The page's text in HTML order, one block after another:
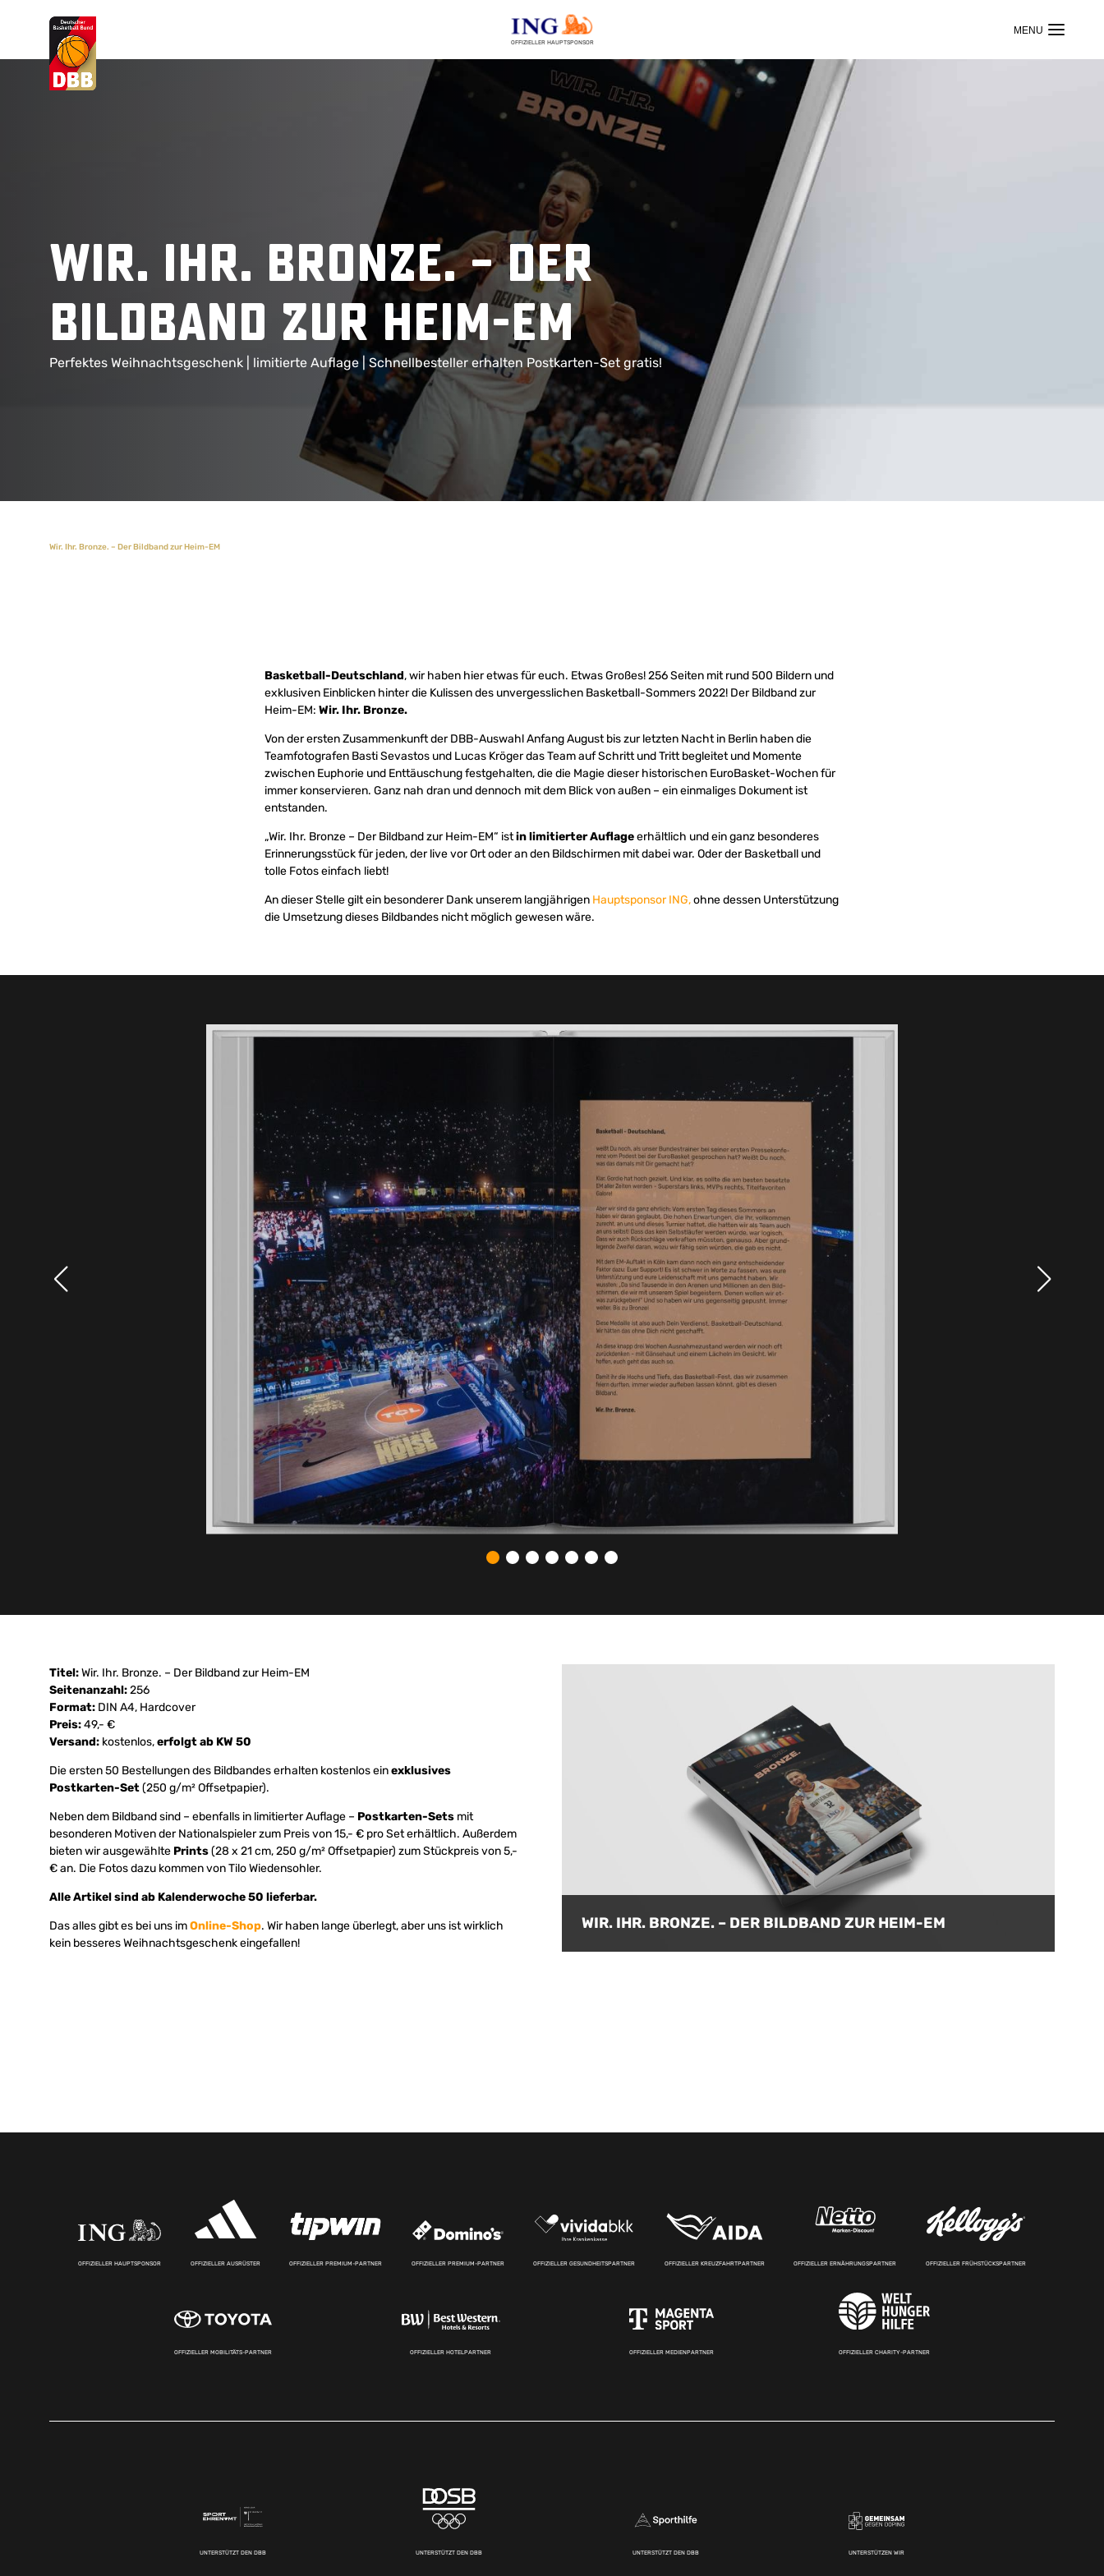
OFFIZIELLER HAUPTSPONSOR
Suchvorschläge
Wir. Ihr. Bronze. – Der
Bildband zur Heim-EM
Perfektes Weihnachtsgeschenk | limitierte Auflage | Schnellbesteller erhalten Postkarten-Set gratis!
Wir. Ihr. Bronze. – Der Bildband zur Heim-EM
Basketball-Deutschland, wir haben hier etwas für euch. Etwas Großes! 256 Seiten mit rund 500 Bildern und
exklusiven Einblicken hinter die Kulissen des unvergesslichen Basketball-Sommers 2022! Der Bildband zur
Heim-EM: Wir. Ihr. Bronze.
Von der ersten Zusammenkunft der DBB-Auswahl Anfang August bis zur letzten Nacht in Berlin haben die
Teamfotografen Basti Sevastos und Lucas Kröger das Team auf Schritt und Tritt begleitet und Momente
zwischen Euphorie und Enttäuschung festgehalten, die die Magie dieser historischen EuroBasket-Wochen für
immer konservieren. Ganz nah dran und dennoch mit dem Blick von außen – ein einmaliges Dokument ist
entstanden.
„Wir. Ihr. Bronze – Der Bildband zur Heim-EM“ istin limitierter Auflageerhältlich und ein ganz besonderes
Erinnerungsstück für jeden, der live vor Ort oder an den Bildschirmen mit dabei war. Oder der Basketball und
tolle Fotos einfach liebt!
An dieser Stelle gilt ein besonderer Dank unserem langjährigen Hauptsponsor ING,ohne dessen Unterstützung
die Umsetzung dieses Bildbandes nicht möglich gewesen wäre.
Titel:Wir. Ihr. Bronze. – Der Bildband zur Heim-EM
Seitenanzahl:256
Format: DIN A4, Hardcover
Preis:49,- €
Versand: kostenlos,erfolgt ab KW 50
Die ersten 50 Bestellungen des Bildbandes erhalten kostenlos einexklusives
Postkarten-Set(250 g/m² Offsetpapier).
Neben dem Bildband sind – ebenfalls in limitierter Auflage – Postkarten-Sets mit
besonderen Motiven der Nationalspieler zum Preis von 15,- € pro Set erhältlich. Außerdem
bieten wir ausgewählte Prints(28 x 21 cm, 250 g/m² Offsetpapier) zum Stückpreis von 5,-
€ an. Die Fotos dazu kommen von Tilo Wiedensohler.
Alle Artikel sind ab Kalenderwoche 50 lieferbar.
Das alles gibt es bei uns imOnline-Shop. Wir haben lange überlegt, aber uns ist wirklich
kein besseres Weihnachtsgeschenk eingefallen!
WIR. IHR. BRONZE. – DER BILDBAND ZUR HEIM-EM
OFFIZIELLER HAUPTSPONSOR OFFIZIELLER AUSRÜSTER OFFIZIELLER PREMIUM-PARTNER OFFIZIELLER PREMIUM-PARTNER OFFIZIELLER GESUNDHEITSPARTNER OFFIZIELLER KREUZFAHRTPARTNER OFFIZIELLER ERNÄHRUNGSPARTNER OFFIZIELLER FRÜHSTÜCKSPARTNER
OFFIZIELLER MOBILITÄTS-PARTNER OFFIZIELLER HOTELPARTNER OFFIZIELLER MEDIENPARTNER OFFIZIELLER CHARITY-PARTNER
UNTERSTÜTZT DEN DBB UNTERSTÜTZT DEN DBB UNTERSTÜTZT DEN DBB UNTERSTÜTZEN WIR